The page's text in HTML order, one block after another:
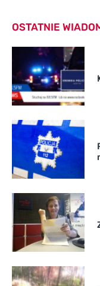
OSTATNIE